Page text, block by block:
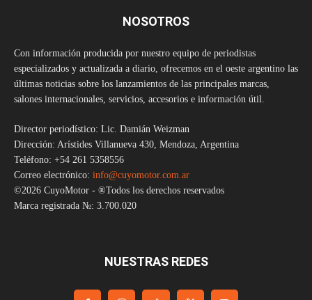
NOSOTROS
Con información producida por nuestro equipo de periodistas
especializados y actualizada a diario, ofrecemos en el oeste argentino las
últimas noticias sobre los lanzamientos de las principales marcas,
salones internacionales, servicios, accesorios e información útil.
Director periodístico: Lic. Damián Weizman
Dirección: Arístides Villanueva 430, Mendoza, Argentina
Teléfono: +54 261 5358556
Correo electrónico: info@cuyomotor.com.ar
©2026 CuyoMotor - ®Todos los derechos reservados
Marca registrada №: 3.700.020
NUESTRAS REDES